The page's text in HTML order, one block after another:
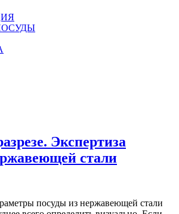
Экспертиза
стали
посуды из нержавеющей стали